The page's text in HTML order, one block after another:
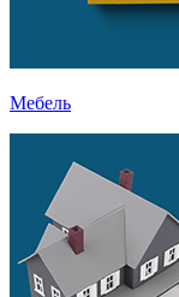
Мебель